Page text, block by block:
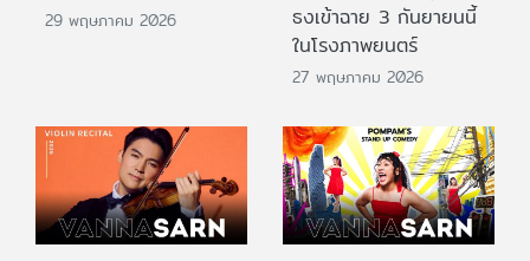
29 พฤษภาคม 2026
ธงเข้าฉาย 3 กันยายนนี้
ในโรงภาพยนตร์
27 พฤษภาคม 2026